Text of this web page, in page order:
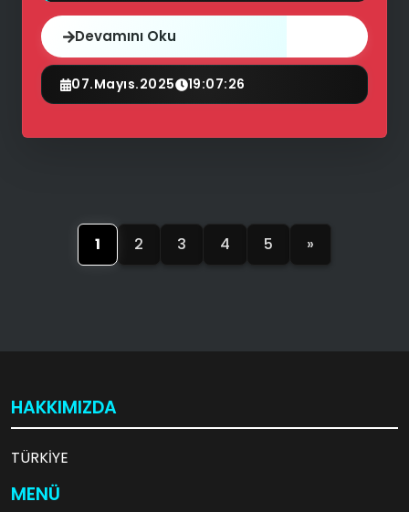
Devamını Oku
07.Mayıs.2025 19:07:26
1 2 3 4 5 »
HAKKIMIZDA
TÜRKİYE
MENÜ